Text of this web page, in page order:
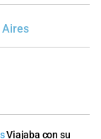
Aires
Viajaba con su